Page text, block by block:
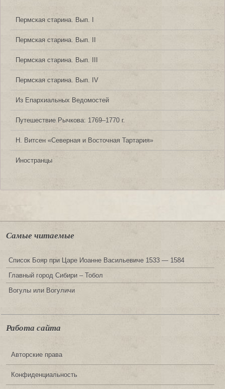
Пермская старина. Вып. I
Пермская старина. Вып. II
Пермская старина. Вып. III
Пермская старина. Вып. IV
Из Епархиальных Ведомостей
Путешествие Рычкова: 1769‒1770 г.
Н. Витсен «Северная и Восточная Тартария»
Иностранцы
Самые читаемые
Список Бояр при Царе Иоанне Васильевиче 1533 — 1584
Главный город Сибири – Тобол
Вогулы или Вогуличи
Работа сайта
Авторские права
Конфиденциальность